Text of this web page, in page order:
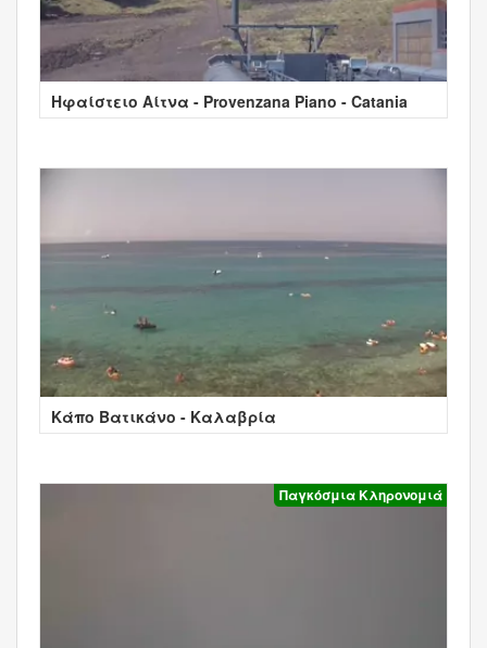
Ηφαίστειο Αίτνα - Provenzana Piano - Catania
Κάπο Βατικάνο - Καλαβρία
Παγκόσμια Κληρονομιά